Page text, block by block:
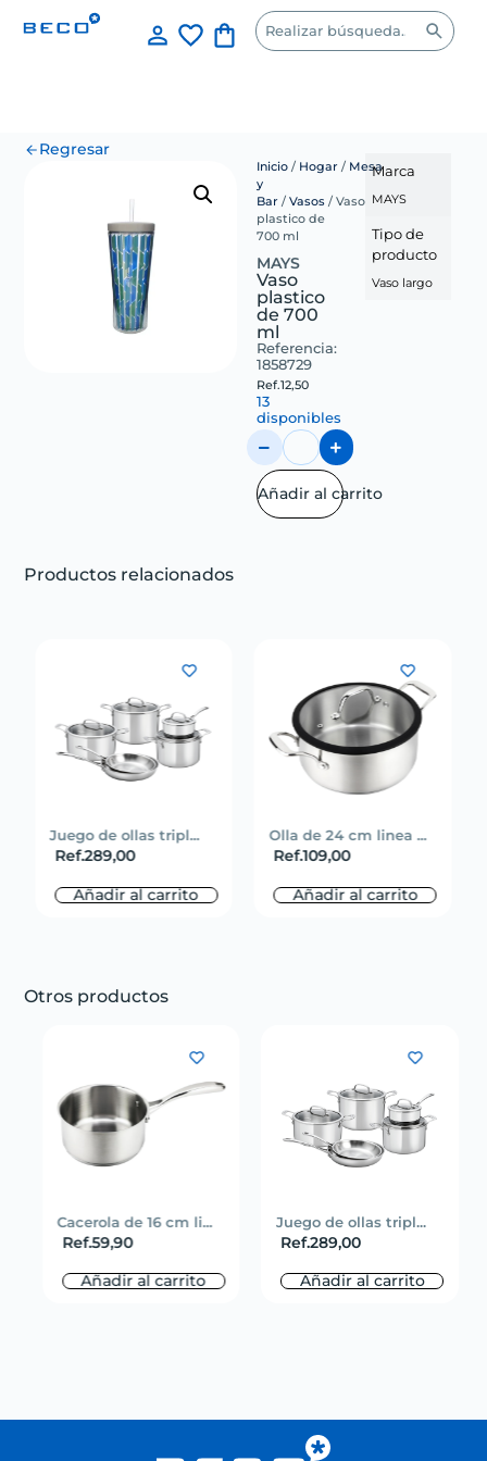
Regresar
Inicio / Hogar / Mesa
y
Bar /Vasos / Vaso
plastico de
700 ml
MAYS
Vaso
plastico
de 700
ml
Referencia:
1858729
Ref.12,50
13
disponibles
Añadir al carrito
Marca
MAYS
Tipo de
producto
Vaso largo
Productos relacionados
Juego de ollas tripl...
Ref.289,00
Añadir al carrito
Olla de 24 cm linea ...
Ref.109,00
Añadir al carrito
Otros productos
Cacerola de 16 cm li...
Ref.59,90
Añadir al carrito
Juego de ollas tripl...
Ref.289,00
Añadir al carrito